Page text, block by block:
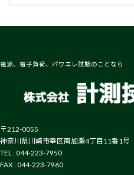
電源、電子負荷、パワエレ試験のことなら
〒212-0055
神奈川県川崎市幸区南加瀬4丁目11番1号
TEL : 044-223-7950
FAX : 044-223-7960